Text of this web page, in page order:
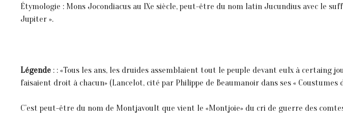
Étymologie : Mons Jocondiacus au IXe siècle, peut-être du nom latin Jucundius avec le
Jupiter ».
Légende : : «Tous les ans, les druides assemblaient tout le peuple devant eulx à certaing
faisaient droit à chacun» (Lancelot, cité par Philippe de Beaumanoir dans ses « Coustumes
C’est peut-être du nom de Montjavoult que vient le «Montjoie» du cri de guerre des